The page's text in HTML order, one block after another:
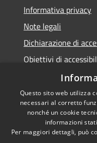
Informativa privacy
Note legali
Dichiarazione di
Obiettivi di
Accessibilità
Privacy
Questo sito web utilizza
necessari al corretto
nonché un cookie
informazioni
Per maggiori dettagli, può